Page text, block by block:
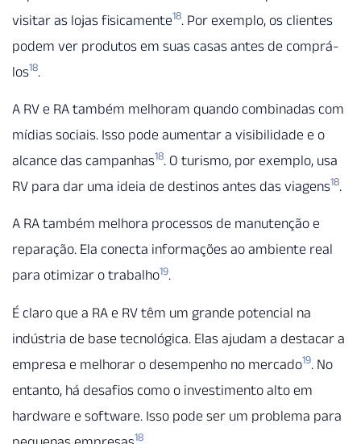
visitar as lojas fisicamente18. Por exemplo, os clientes
podem ver produtos em suas casas antes de comprá-
los18.
A RV e RA também melhoram quando combinadas com
mídias sociais. Isso pode aumentar a visibilidade e o
alcance das campanhas18. O turismo, por exemplo, usa
RV para dar uma ideia de destinos antes das viagens18.
A RA também melhora processos de manutenção e
reparação. Ela conecta informações ao ambiente real
para otimizar o trabalho19.
É claro que a RA e RV têm um grande potencial na
indústria de base tecnológica. Elas ajudam a destacar a
empresa e melhorar o desempenho no mercado19. No
entanto, há desafios como o investimento alto em
hardware e software. Isso pode ser um problema para
18